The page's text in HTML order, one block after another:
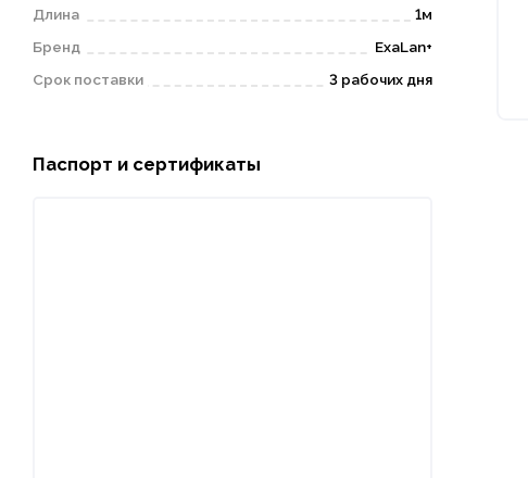
Длина
1м
Бренд
ExaLan+
Срок поставки
3 рабочих дня
Паспорт и сертификаты